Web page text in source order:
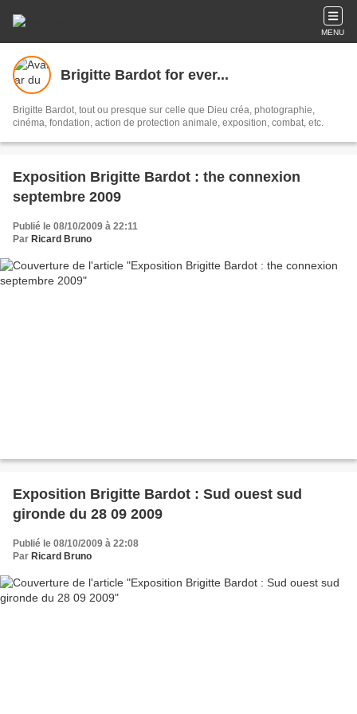
MENU
Brigitte Bardot for ever...
Brigitte Bardot, tout ou presque sur celle que Dieu créa, photographie,
cinéma, fondation, action de protection animale, exposition, combat, etc.
Exposition Brigitte Bardot : the connexion
septembre 2009
Publié le 08/10/2009 à 22:11
Par Ricard Bruno
Exposition Brigitte Bardot : Sud ouest sud
gironde du 28 09 2009
Publié le 08/10/2009 à 22:08
Par Ricard Bruno